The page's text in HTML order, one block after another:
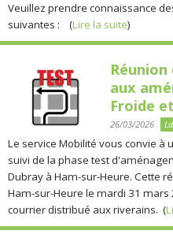
Veuillez prendre connaissance
suivantes : (Lire la suite)
aux
Froide
26/03/2026
Le service Mobilité vous convie à
suivi de la phase test
Dubray à Ham-sur-Heure. Cette
Ham-sur-Heure le mardi 31
courrier distribué aux riverains. (